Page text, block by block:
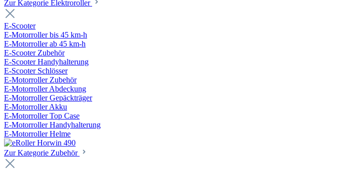
Zur Kategorie Elektroroller
E-Scooter
E-Motorroller bis 45 km-h
E-Motorroller ab 45 km-h
E-Scooter Zubehör
E-Scooter Handyhalterung
E-Scooter Schlösser
E-Motorroller Zubehör
E-Motorroller Abdeckung
E-Motorroller Gepäckträger
E-Motorroller Akku
E-Motorroller Top Case
E-Motorroller Handyhalterung
E-Motorroller Helme
Zur Kategorie Zubehör